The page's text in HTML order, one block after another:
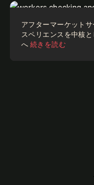
アフターマーケット
スペリエンスを中核
へ 続きを読む